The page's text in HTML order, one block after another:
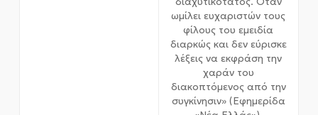
ωμίλει ευχαριστών τους
φίλους του εμειδία
διαρκώς και δεν εύρισκε
λέξεις να εκφράση την
χαράν του
διακοπτόμενος από την
συγκίνησιν» (Εφημερίδα